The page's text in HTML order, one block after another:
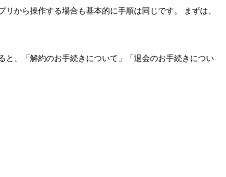
から操作する場合も基本的に手順は同じです。 まずは、
と、「解約のお手続きについて」「退会のお手続きについ